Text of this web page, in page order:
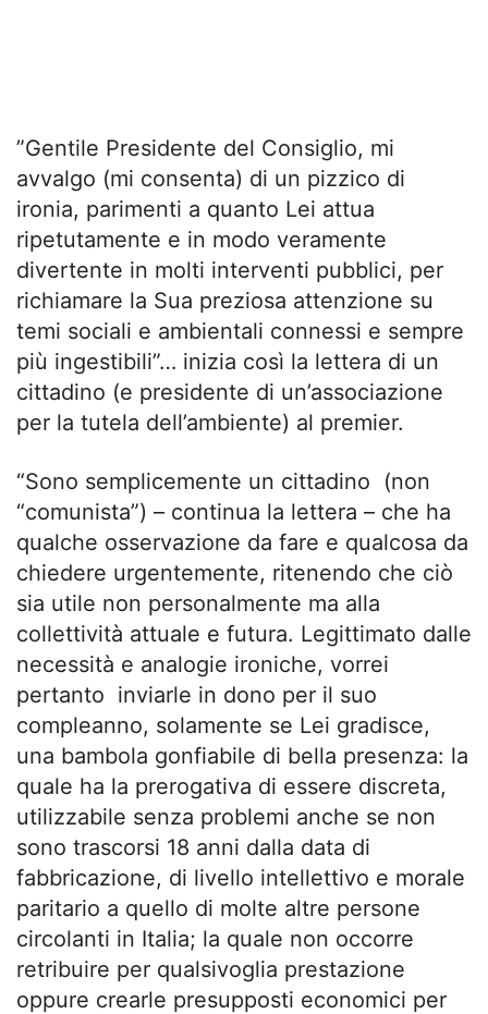
”Gentile Presidente del Consiglio, mi
avvalgo (mi consenta) di un pizzico di
ironia, parimenti a quanto Lei attua
ripetutamente e in modo veramente
divertente in molti interventi pubblici, per
richiamare la Sua preziosa attenzione su
temi sociali e ambientali connessi e sempre
più ingestibili”… inizia così la lettera di un
cittadino (e presidente di un’associazione
per la tutela dell’ambiente) al premier.
“Sono semplicemente un cittadino (non
“comunista”) – continua la lettera – che ha
qualche osservazione da fare e qualcosa da
chiedere urgentemente, ritenendo che ciò
sia utile non personalmente ma alla
collettività attuale e futura. Legittimato dalle
necessità e analogie ironiche, vorrei
pertanto inviarle in dono per il suo
compleanno, solamente se Lei gradisce,
una bambola gonfiabile di bella presenza: la
quale ha la prerogativa di essere discreta,
utilizzabile senza problemi anche se non
sono trascorsi 18 anni dalla data di
fabbricazione, di livello intellettivo e morale
paritario a quello di molte altre persone
circolanti in Italia; la quale non occorre
retribuire per qualsivoglia prestazione
oppure crearle presupposti economici per